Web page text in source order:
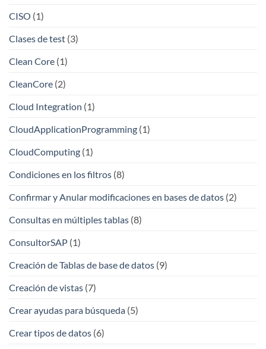
CISO (1)
Clases de test (3)
Clean Core (1)
CleanCore (2)
Cloud Integration (1)
CloudApplicationProgramming (1)
CloudComputing (1)
Condiciones en los filtros (8)
Confirmar y Anular modificaciones en bases de datos (2)
Consultas en múltiples tablas (8)
ConsultorSAP (1)
Creación de Tablas de base de datos (9)
Creación de vistas (7)
Crear ayudas para búsqueda (5)
Crear tipos de datos (6)